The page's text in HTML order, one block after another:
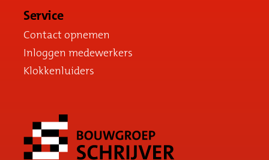
Service
Contact opnemen
Inloggen medewerkers
Klokkenluiders